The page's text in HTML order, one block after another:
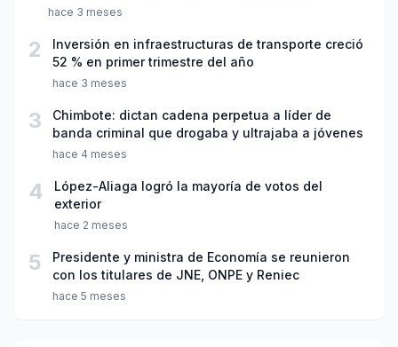
violación sexual y tentativa de feminicidio
hace 3 meses
2
Inversión en infraestructuras de transporte creció
52 % en primer trimestre del año
hace 3 meses
3
Chimbote: dictan cadena perpetua a líder de
banda criminal que drogaba y ultrajaba a jóvenes
hace 4 meses
4
López-Aliaga logró la mayoría de votos del
exterior
hace 2 meses
5
Presidente y ministra de Economía se reunieron
con los titulares de JNE, ONPE y Reniec
hace 5 meses